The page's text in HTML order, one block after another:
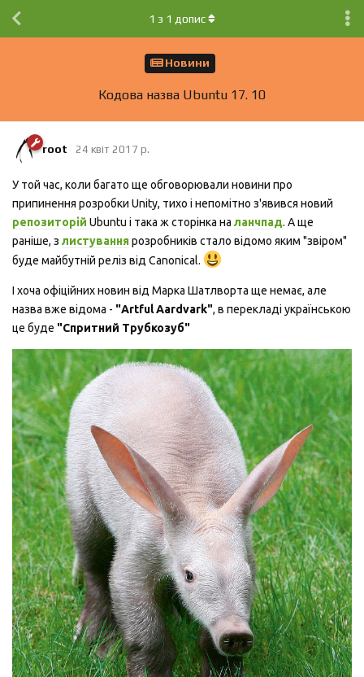
Новини
Кодова назва Ubuntu 17. 10
1 з 1 допис
root 24 квiт 2017 р.
У той час, коли багато ще обговорювали новини про
припинення розробки Unity, тихо і непомітно з'явився новий
репозиторій Ubuntu і така ж сторінка на ланчпад. А ще
раніше, з листуваннярозробників стало відомо яким "звіром"
буде майбутній реліз від Canonical.
І хоча офіційних новин від Марка Шатлворта ще немає, але
назва вже відома - "Artful Aardvark", в перекладі українською
це буде "Спритний Трубкозуб"